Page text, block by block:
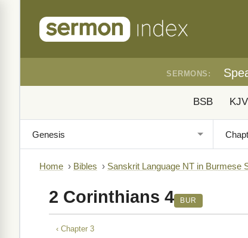
SERMONS:
BSB KJV
Home › Bibles › Sanskrit Language NT in Burmese
2 Corinthians 4 BUR
‹ Chapter 3